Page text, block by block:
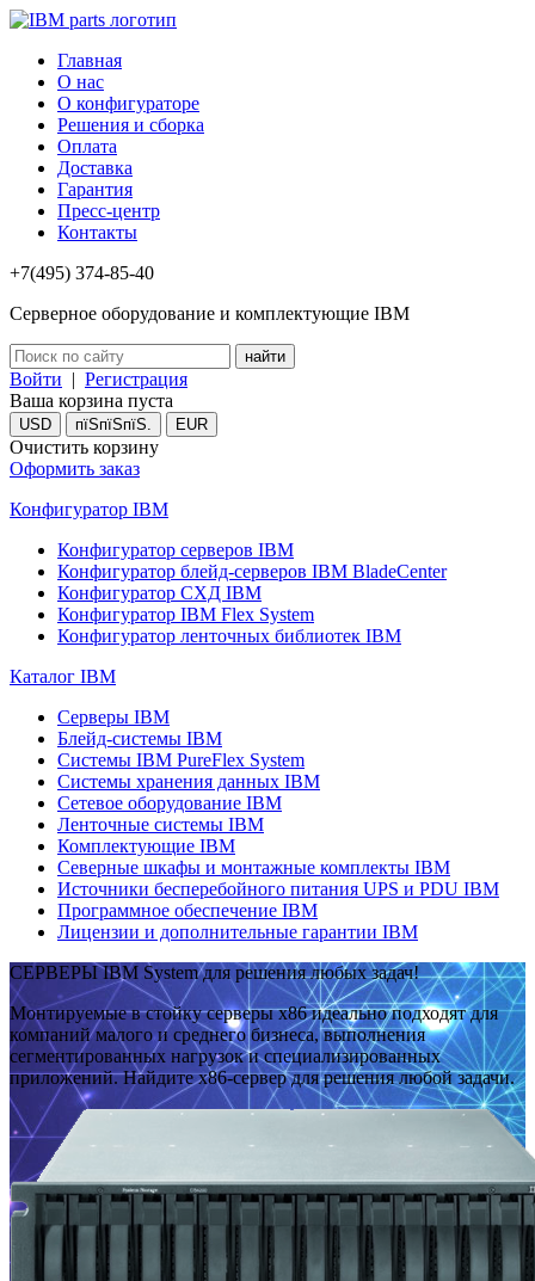
Главная
О нас
О конфигураторе
Решения и сборка
Оплата
Доставка
Гарантия
Пресс-центр
Контакты
+7(495) 374-85-40
Серверное оборудование и комплектующие IBM
Войти | Регистрация
Ваша корзина пуста
USD пїЅпїЅпїЅ. EUR
Очистить корзину
Оформить заказ
Конфигуратор IBM
Конфигуратор серверов IBM
Конфигуратор блейд-серверов IBM BladeCenter
Конфигуратор СХД IBM
Конфигуратор IBM Flex System
Конфигуратор ленточных библиотек IBM
Каталог IBM
Серверы IBM
Блейд-системы IBM
Системы IBM PureFlex System
Системы хранения данных IBM
Сетевое оборудование IBM
Ленточные системы IBM
Комплектующие IBM
Северные шкафы и монтажные комплекты IBM
Источники бесперебойного питания UPS и PDU IBM
Программное обеспечение IBM
Лицензии и дополнительные гарантии IBM
СЕРВЕРЫ IBM System для решения любых задач!
Монтируемые в стойку серверы x86 идеально подходят для
компаний малого и среднего бизнеса, выполнения
сегментированных нагрузок и специализированных
приложений. Найдите x86-сервер для решения любой задачи.